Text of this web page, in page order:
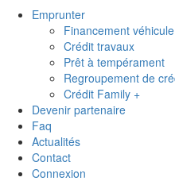
Emprunter
Financement véhicule
Crédit travaux
Prêt à tempérament
Regroupement de
Crédit Family +
Devenir partenaire
Faq
Actualités
Contact
Connexion